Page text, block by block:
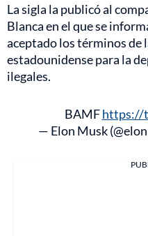
La sigla la publicó al
Blanca en el que se
aceptado los términos
estadounidense para la
ilegales.
BAMFhttps://
— Elon Musk